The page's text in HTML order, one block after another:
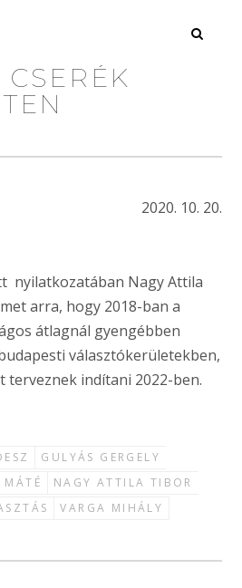
CSERÉK
2020. 10. 20.
nyilatkozatában Nagy Attila
arra, hogy 2018-ban a
átlagnál gyengébben
választókerületekben,
terveznek indítani 2022-ben.
GULYÁS GERGELY
MÁTÉ
NAGY ATTILA TIBOR
VARGA MIHÁLY